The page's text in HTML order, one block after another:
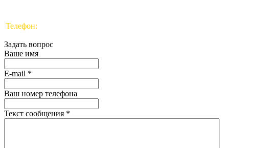
Телефон:
Задать вопрос
Ваше имя
E-mail *
Ваш номер телефона
Текст сообщения *